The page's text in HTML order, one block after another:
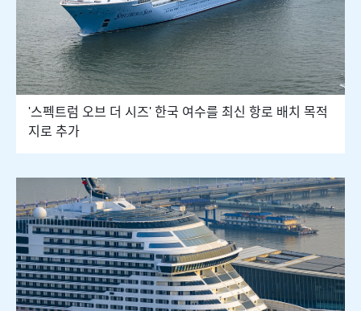
'스펙트럼 오브 더 시즈' 한국 여수를 최신 항로 배치 목적
지로 추가